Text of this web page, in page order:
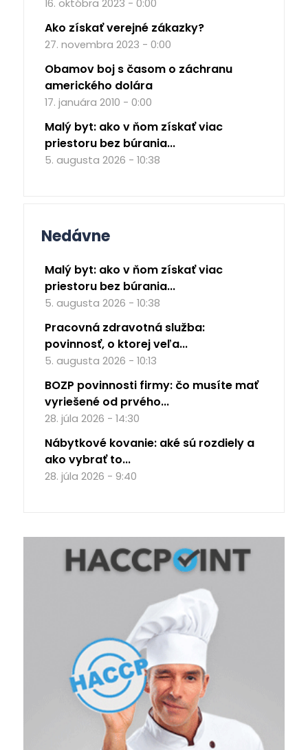
16. októbra 2023 - 0:00
Ako získať verejné zákazky?
27. novembra 2023 - 0:00
Obamov boj s časom o záchranu
amerického dolára
17. januára 2010 - 0:00
Malý byt: ako v ňom získať viac
priestoru bez búrania...
5. augusta 2026 - 10:38
Nedávne
Malý byt: ako v ňom získať viac
priestoru bez búrania...
5. augusta 2026 - 10:38
Pracovná zdravotná služba:
povinnosť, o ktorej veľa...
5. augusta 2026 - 10:13
BOZP povinnosti firmy: čo musíte mať
vyriešené od prvého...
28. júla 2026 - 14:30
Nábytkové kovanie: aké sú rozdiely a
ako vybrať to...
28. júla 2026 - 9:40